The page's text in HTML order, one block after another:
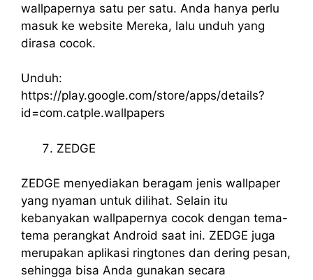
wallpapernya satu per satu. Anda hanya perlu
masuk ke website Mereka, lalu unduh yang
dirasa cocok.
Unduh:
https://play.google.com/store/apps/details?
id=com.catple.wallpapers
ZEDGE
ZEDGE menyediakan beragam jenis wallpaper
yang nyaman untuk dilihat. Selain itu
kebanyakan wallpapernya cocok dengan tema-
tema perangkat Android saat ini. ZEDGE juga
merupakan aplikasi ringtones dan dering pesan,
sehingga bisa Anda gunakan secara